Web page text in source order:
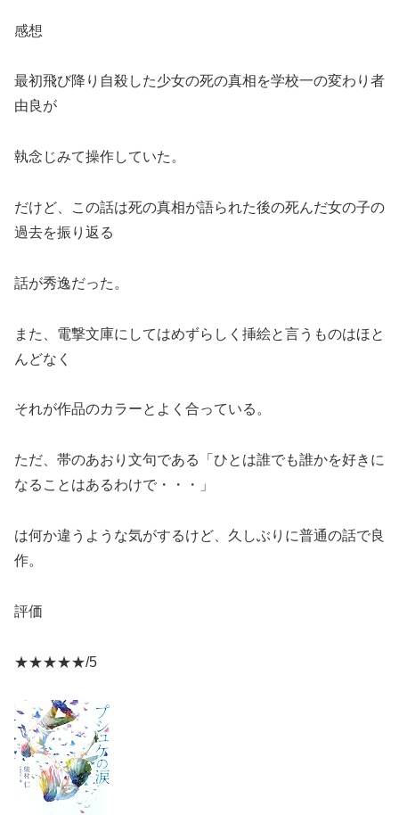
感想
最初飛び降り自殺した少女の死の真相を学校一の変わり者
由良が
執念じみて操作していた。
だけど、この話は死の真相が語られた後の死んだ女の子の
過去を振り返る
話が秀逸だった。
また、電撃文庫にしてはめずらしく挿絵と言うものはほと
んどなく
それが作品のカラーとよく合っている。
ただ、帯のあおり文句である「ひとは誰でも誰かを好きに
なることはあるわけで・・・」
は何か違うような気がするけど、久しぶりに普通の話で良
作。
評価
★★★★★/5